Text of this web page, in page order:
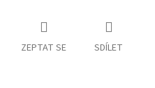
ZEPTAT SE SDÍLET